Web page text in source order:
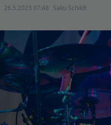
26.5.2023 07:48 Saku Schildt